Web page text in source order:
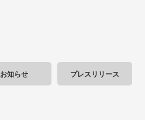
お知らせ プレスリリース